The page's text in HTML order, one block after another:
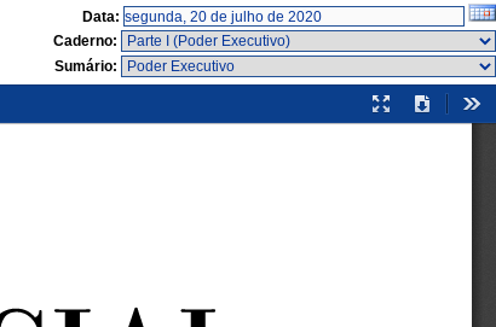
Data:
Caderno:
Sumário:
Modo
de
Download